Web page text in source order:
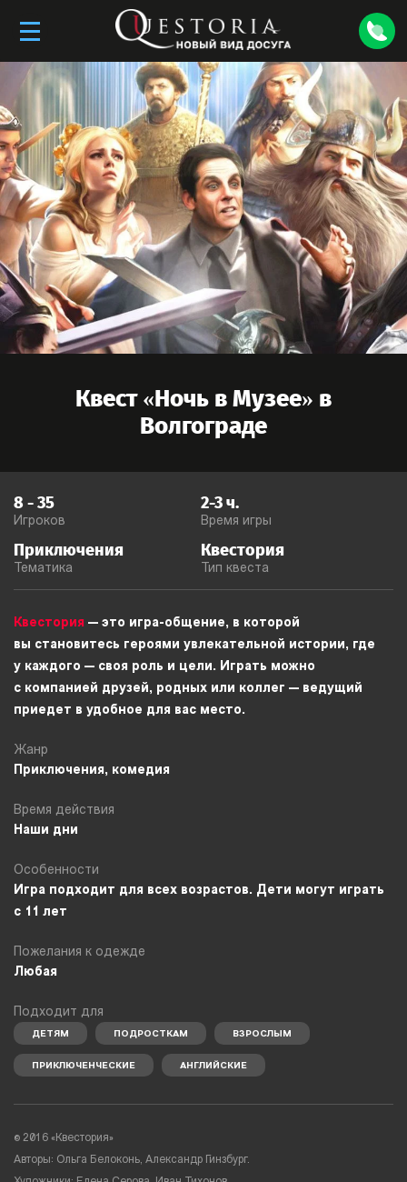
Квест «Ночь в Музее» в
Волгограде
8-35
Игроков
2-3ч.
Время игры
Приключения
Тематика
Квестория
Тип квеста
Квестория — это игра-общение, в которой
вы становитесь героями увлекательной истории, где
у каждого — своя роль и цели. Играть можно
с компанией друзей, родных или коллег — ведущий
приедет в удобное для вас место.
Жанр
Приключения, комедия
Время действия
Наши дни
Особенности
Игра подходит для всех возрастов. Дети могут играть
с 11 лет
Пожелания к одежде
Любая
Подходит для
ДЕТЯМ ПОДРОСТКАМ ВЗРОСЛЫМ
ПРИКЛЮЧЕНЧЕСКИЕ АНГЛИЙСКИЕ
© 2016 «Квестория»
Авторы: Ольга Белоконь, Александр Гинзбург.